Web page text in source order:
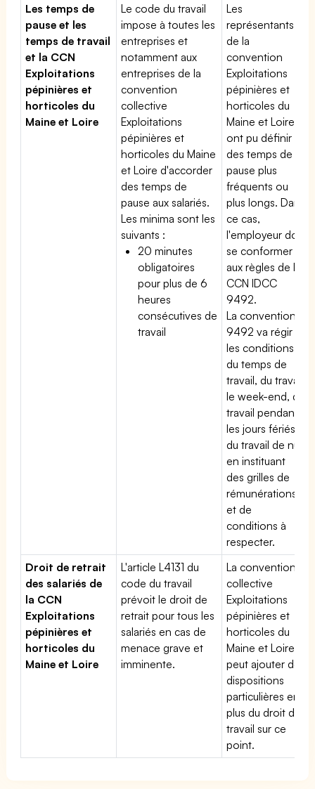
Les temps de
pause et les
temps de travail
et la CCN
Exploitations
pépinières et
horticoles du
Maine et Loire
Le code du travail
impose à toutes les
entreprises et
notamment aux
entreprises de la
convention
collective
Exploitations
pépinières et
horticoles du Maine
et Loire d'accorder
des temps de
pause aux salariés.
Les minima sont les
suivants :
20 minutes
obligatoires
pour plus de 6
heures
consécutives de
travail
Les
représentants
de la
convention
Exploitations
pépinières et
horticoles du
Maine et Loire
ont pu définir
des temps de
pause plus
fréquents ou
plus longs. Dans
ce cas,
l'employeur doit
se conformer
aux règles de la
CCN IDCC
9492.
La convention
9492 va régir
les conditions
du temps de
travail, du travail
le week-end, du
travail pendant
les jours fériés,
du travail de nuit
en instituant
des grilles de
rémunérations
et de
conditions à
respecter.
Droit de retrait
des salariés de
la CCN
Exploitations
pépinières et
horticoles du
Maine et Loire
L'article L4131 du
code du travail
prévoit le droit de
retrait pour tous les
salariés en cas de
menace grave et
imminente.
La convention
collective
Exploitations
pépinières et
horticoles du
Maine et Loire
peut ajouter des
dispositions
particulières en
plus du droit du
travail sur ce
point.